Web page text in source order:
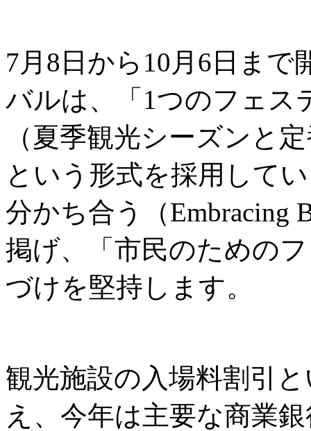
7月8日から10月6日ま
バルは、「1つのフェス
（夏季観光シーズンと
という形式を採用して
分かち合う（Embracing
掲げ、「市民のための
づけを堅持します。
観光施設の入場料割引
え、今年は主要な商業